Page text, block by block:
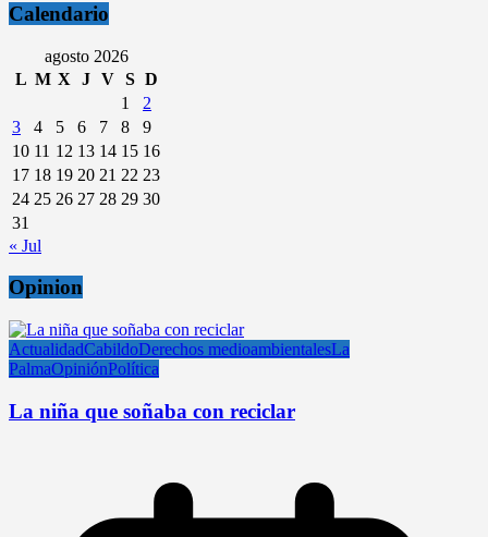
Calendario
agosto 2026
L M X J V S D
1
2
3
4 5 6 7 8
9
10 11 12 13 14 15 16
17 18 19 20 21 22 23
24 25 26 27 28 29 30
31
« Jul
Opinion
ActualidadCabildoDerechos medioambientalesLa
PalmaOpiniónPolítica
La niña que soñaba con reciclar